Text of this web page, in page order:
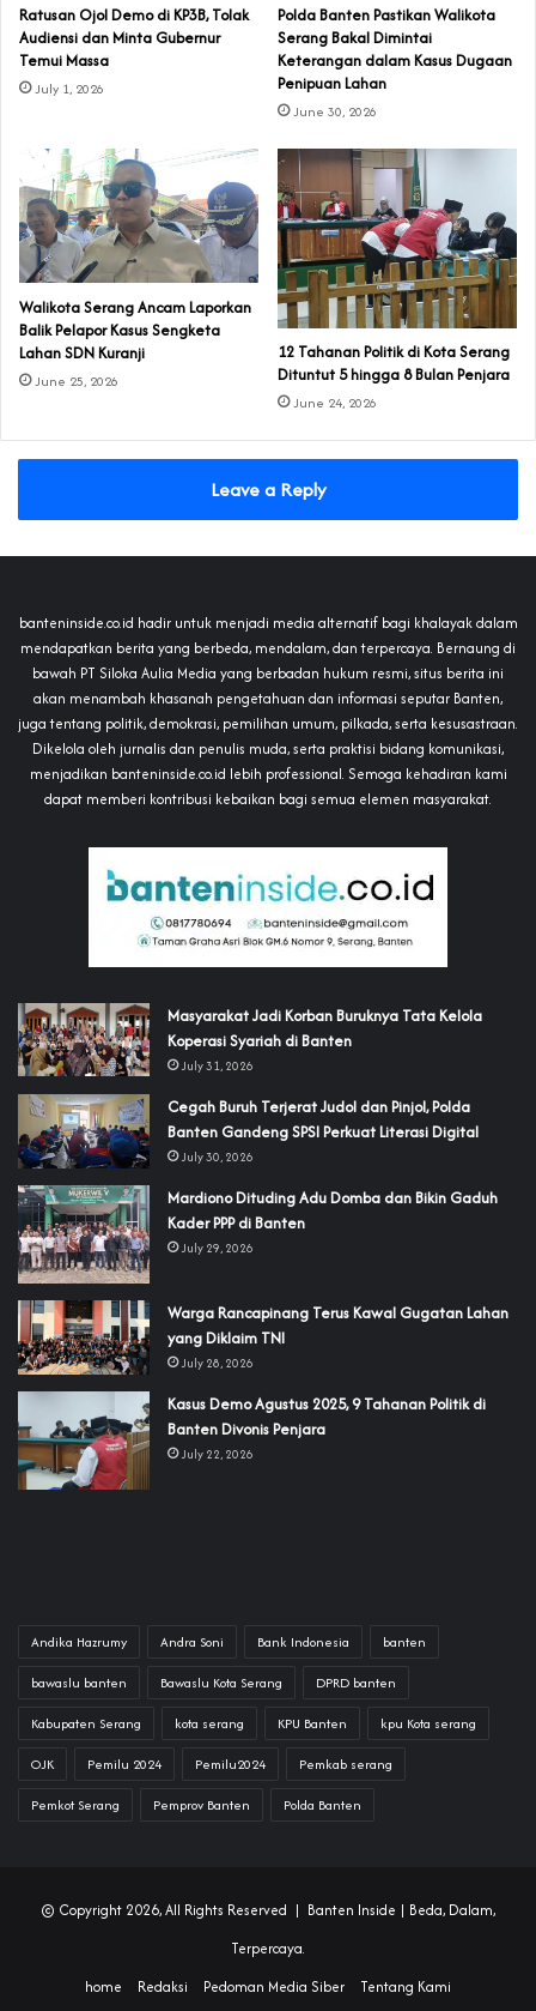
‎Ratusan Ojol Demo di KP3B, Tolak
Audiensi dan Minta Gubernur
Temui Massa
July 1, 2026
Polda Banten Pastikan Walikota
Serang Bakal Dimintai
Keterangan dalam Kasus Dugaan
Penipuan Lahan
June 30, 2026
Walikota Serang Ancam Laporkan
Balik Pelapor Kasus Sengketa
Lahan SDN Kuranji‎
June 25, 2026
‎12 Tahanan Politik di Kota Serang
Dituntut 5 hingga 8 Bulan Penjara‎‎
June 24, 2026
Leave a Reply
banteninside.co.id hadir untuk menjadi media alternatif bagi khalayak dalam
mendapatkan berita yang berbeda, mendalam, dan terpercaya. Bernaung di
bawah PT Siloka Aulia Media yang berbadan hukum resmi, situs berita ini
akan menambah khasanah pengetahuan dan informasi seputar Banten,
juga tentang politik, demokrasi, pemilihan umum, pilkada, serta kesusastraan.
Dikelola oleh jurnalis dan penulis muda, serta praktisi bidang komunikasi,
menjadikan banteninside.co.id lebih professional. Semoga kehadiran kami
dapat memberi kontribusi kebaikan bagi semua elemen masyarakat.
‎Masyarakat Jadi Korban Buruknya Tata Kelola
Koperasi Syariah di Banten
July 31, 2026
Cegah Buruh Terjerat Judol dan Pinjol, Polda
Banten Gandeng SPSI Perkuat Literasi Digital
July 30, 2026
‎Mardiono Dituding Adu Domba dan Bikin Gaduh
Kader PPP di Banten
July 29, 2026
‎Warga Rancapinang Terus Kawal Gugatan Lahan
yang Diklaim TNI‎‎
July 28, 2026
‎Kasus Demo Agustus 2025, 9 Tahanan Politik di
Banten Divonis Penjara
July 22, 2026
Andika Hazrumy Andra Soni Bank Indonesia banten
bawaslu banten Bawaslu Kota Serang DPRD banten
Kabupaten Serang kota serang KPU Banten kpu Kota serang
OJK Pemilu 2024 Pemilu2024 Pemkab serang
Pemkot Serang Pemprov Banten Polda Banten
© Copyright 2026, All Rights Reserved | Banten Inside | Beda, Dalam,
Terpercaya.
home
Redaksi Pedoman Media Siber Tentang Kami